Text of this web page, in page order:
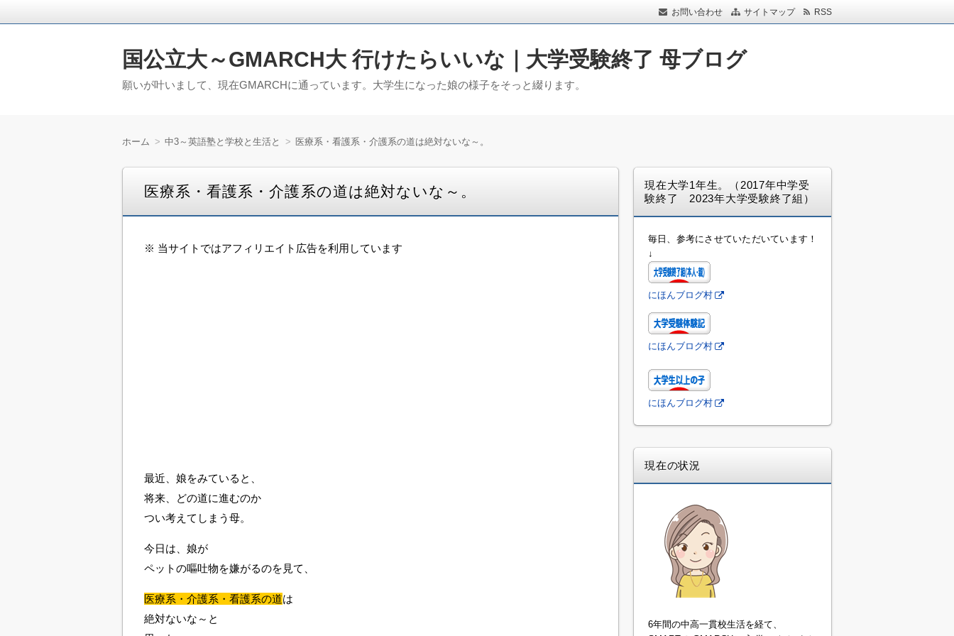
お問い合わせ サイトマップ RSS
国公立大～GMARCH大 行けたらいいな｜大学受験終了 母ブログ
願いが叶いまして、現在GMARCHに通っています。大学生になった娘の様子をそっと綴ります。
ホーム 中3～英語塾と学校と生活と 医療系・看護系・介護系の道は絶対ないな～。
医療系・看護系・介護系の道は絶対ないな～。
※ 当サイトではアフィリエイト広告を利用しています
最近、娘をみていると、
将来、どの道に進むのか
つい考えてしまう母。
今日は、娘が
ペットの嘔吐物を嫌がるのを見て、
医療系・介護系・看護系の道は
絶対ないな～と
現在大学1年生。（2017年中学受
験終了 2023年大学受験終了組）
毎日、参考にさせていただいています！
↓
にほんブログ村
にほんブログ村
にほんブログ村
現在の状況
6年間の中高一貫校生活を経て、